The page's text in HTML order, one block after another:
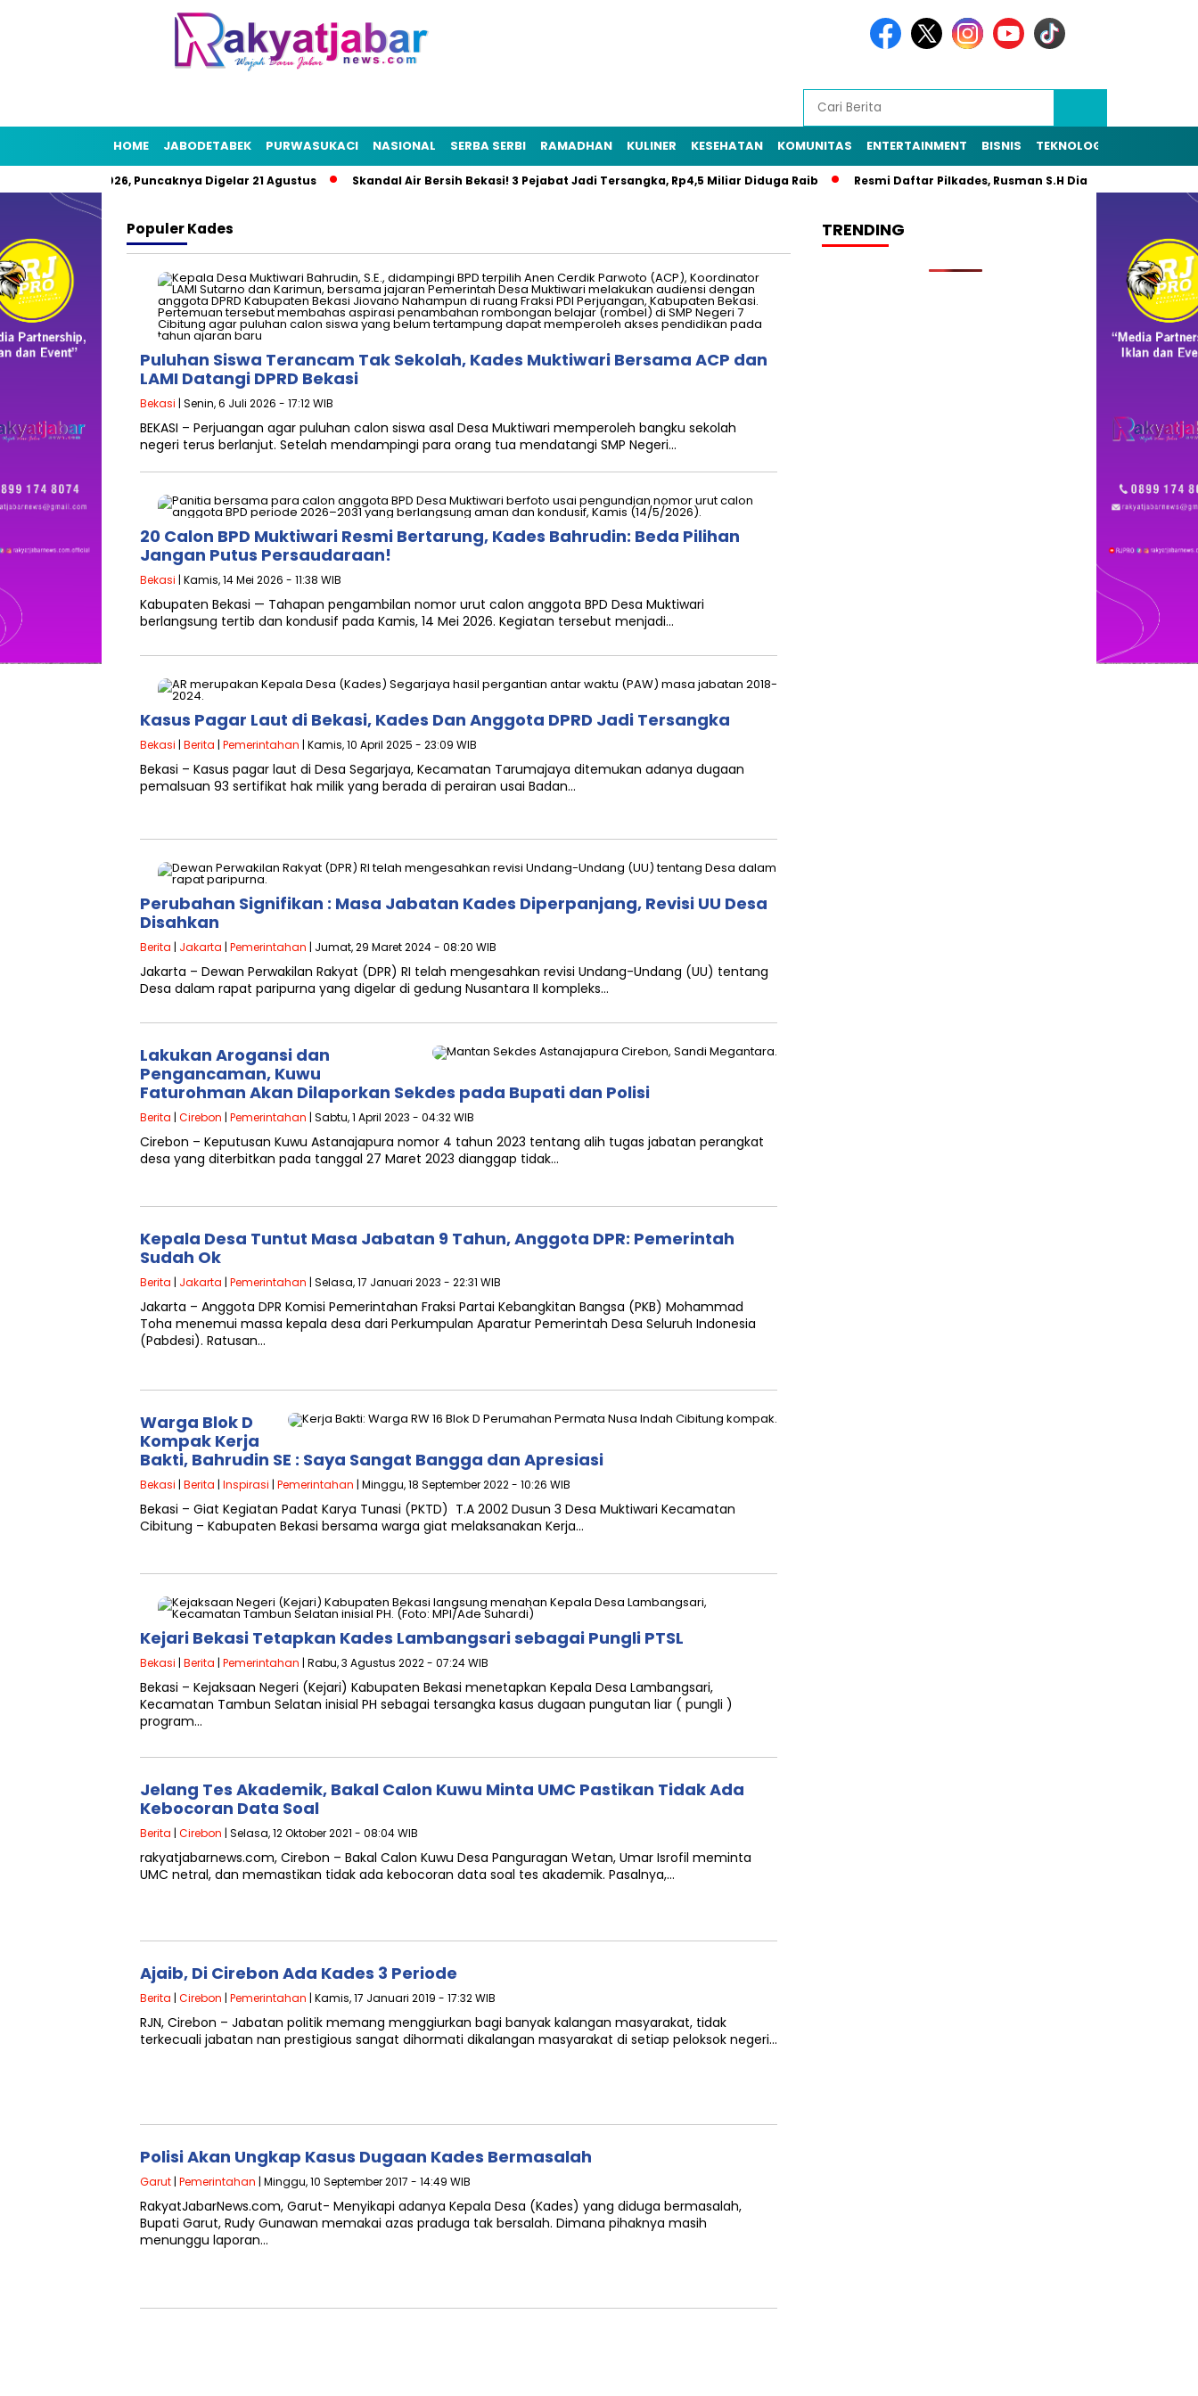
HOME JABODETABEK PURWASUKACI NASIONAL SERBA SERBI RAMADHAN KULINER KESEHATAN KOMUNITAS ENTERTAINMENT BISNIS TEKNOLOGI
HUT RI 2026, Puncaknya Digelar 21 Agustus Skandal Air Bersih Bekasi! 3 Pejabat Jadi Tersangka, Rp4,5 Miliar Diduga Raib Resmi Daftar Pilkades, Rusman S.H Diantar Sekitar 1.000
PopulerKades
Puluhan Siswa Terancam Tak Sekolah, Kades Muktiwari Bersama ACP dan
LAMI Datangi DPRD Bekasi
Bekasi | Senin, 6 Juli 2026 - 17:12 WIB
BEKASI – Perjuangan agar puluhan calon siswa asal Desa Muktiwari memperoleh bangku sekolah
negeri terus berlanjut. Setelah mendampingi para orang tua mendatangi SMP Negeri…
20 Calon BPD Muktiwari Resmi Bertarung, Kades Bahrudin: Beda Pilihan
Jangan Putus Persaudaraan!
Bekasi | Kamis, 14 Mei 2026 - 11:38 WIB
Kabupaten Bekasi — Tahapan pengambilan nomor urut calon anggota BPD Desa Muktiwari
berlangsung tertib dan kondusif pada Kamis, 14 Mei 2026. Kegiatan tersebut menjadi…
Kasus Pagar Laut di Bekasi, Kades Dan Anggota DPRD Jadi Tersangka
Bekasi | Berita | Pemerintahan | Kamis, 10 April 2025 - 23:09 WIB
Bekasi – Kasus pagar laut di Desa Segarjaya, Kecamatan Tarumajaya ditemukan adanya dugaan
pemalsuan 93 sertifikat hak milik yang berada di perairan usai Badan…
Perubahan Signifikan : Masa Jabatan Kades Diperpanjang, Revisi UU Desa
Disahkan
Berita | Jakarta | Pemerintahan | Jumat, 29 Maret 2024 - 08:20 WIB
Jakarta – Dewan Perwakilan Rakyat (DPR) RI telah mengesahkan revisi Undang-Undang (UU) tentang
Desa dalam rapat paripurna yang digelar di gedung Nusantara II kompleks…
Lakukan Arogansi dan
Pengancaman, Kuwu
Faturohman Akan Dilaporkan Sekdes pada Bupati dan Polisi
Berita | Cirebon | Pemerintahan | Sabtu, 1 April 2023 - 04:32 WIB
Cirebon – Keputusan Kuwu Astanajapura nomor 4 tahun 2023 tentang alih tugas jabatan perangkat
desa yang diterbitkan pada tanggal 27 Maret 2023 dianggap tidak…
Kepala Desa Tuntut Masa Jabatan 9 Tahun, Anggota DPR: Pemerintah
Sudah Ok
Berita | Jakarta | Pemerintahan | Selasa, 17 Januari 2023 - 22:31 WIB
Jakarta – Anggota DPR Komisi Pemerintahan Fraksi Partai Kebangkitan Bangsa (PKB) Mohammad
Toha menemui massa kepala desa dari Perkumpulan Aparatur Pemerintah Desa Seluruh Indonesia
(Pabdesi). Ratusan…
Warga Blok D
Kompak Kerja
Bakti, Bahrudin SE : Saya Sangat Bangga dan Apresiasi
Bekasi | Berita | Inspirasi | Pemerintahan | Minggu, 18 September 2022 - 10:26 WIB
Bekasi – Giat Kegiatan Padat Karya Tunasi (PKTD) T.A 2002 Dusun 3 Desa Muktiwari Kecamatan
Cibitung – Kabupaten Bekasi bersama warga giat melaksanakan Kerja…
Kejari Bekasi Tetapkan Kades Lambangsari sebagai Pungli PTSL
Bekasi | Berita | Pemerintahan | Rabu, 3 Agustus 2022 - 07:24 WIB
Bekasi – Kejaksaan Negeri (Kejari) Kabupaten Bekasi menetapkan Kepala Desa Lambangsari,
Kecamatan Tambun Selatan inisial PH sebagai tersangka kasus dugaan pungutan liar ( pungli )
program…
Jelang Tes Akademik, Bakal Calon Kuwu Minta UMC Pastikan Tidak Ada
Kebocoran Data Soal
Berita | Cirebon | Selasa, 12 Oktober 2021 - 08:04 WIB
rakyatjabarnews.com, Cirebon – Bakal Calon Kuwu Desa Panguragan Wetan, Umar Isrofil meminta
UMC netral, dan memastikan tidak ada kebocoran data soal tes akademik. Pasalnya,…
Ajaib, Di Cirebon Ada Kades 3 Periode
Berita | Cirebon | Pemerintahan | Kamis, 17 Januari 2019 - 17:32 WIB
RJN, Cirebon – Jabatan politik memang menggiurkan bagi banyak kalangan masyarakat, tidak
terkecuali jabatan nan prestigious sangat dihormati dikalangan masyarakat di setiap peloksok negeri…
Polisi Akan Ungkap Kasus Dugaan Kades Bermasalah
Garut | Pemerintahan | Minggu, 10 September 2017 - 14:49 WIB
RakyatJabarNews.com, Garut- Menyikapi adanya Kepala Desa (Kades) yang diduga bermasalah,
Bupati Garut, Rudy Gunawan memakai azas praduga tak bersalah. Dimana pihaknya masih
menunggu laporan…
TRENDING